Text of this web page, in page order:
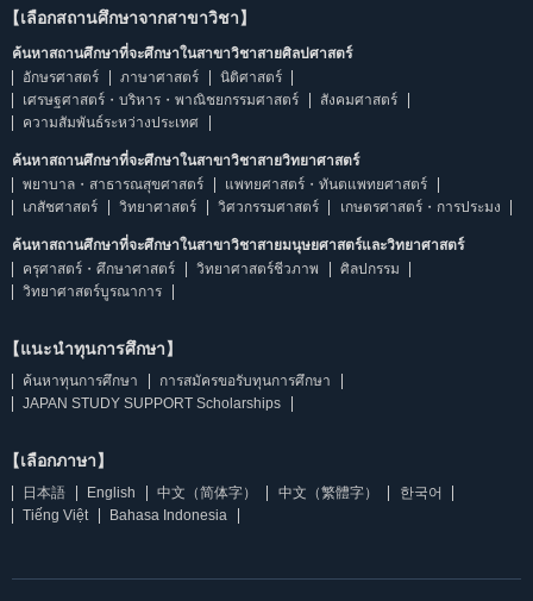
【เลือกสถานศึกษาจากสาขาวิชา】
ค้นหาสถานศึกษาที่จะศึกษาในสาขาวิชาสายศิลปศาสตร์
อักษรศาสตร์
ภาษาศาสตร์
นิติศาสตร์
เศรษฐศาสตร์・บริหาร・พาณิชยกรรมศาสตร์
สังคมศาสตร์
ความสัมพันธ์ระหว่างประเทศ
ค้นหาสถานศึกษาที่จะศึกษาในสาขาวิชาสายวิทยาศาสตร์
พยาบาล・สาธารณสุขศาสตร์
แพทยศาสตร์・ทันตแพทยศาสตร์
เภสัชศาสตร์
วิทยาศาสตร์ วิศวกรรมศาสตร์ เกษตรศาสตร์・การประมง
ค้นหาสถานศึกษาที่จะศึกษาในสาขาวิชาสายมนุษยศาสตร์และวิทยาศาสตร์
ครุศาสตร์・ศึกษาศาสตร์
วิทยาศาสตร์ชีวภาพ
ศิลปกรรม
วิทยาศาสตร์บูรณาการ
【แนะนำทุนการศึกษา】
ค้นหาทุนการศึกษา
การสมัครขอรับทุนการศึกษา
JAPAN STUDY SUPPORT Scholarships
【เลือกภาษา】
日本語 English 中文（简体字） 中文（繁體字）
한국어
Tiếng Việt
Bahasa Indonesia